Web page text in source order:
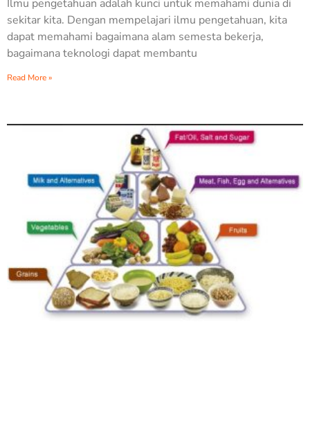
Ilmu pengetahuan adalah kunci untuk memahami dunia di
sekitar kita. Dengan mempelajari ilmu pengetahuan, kita
dapat memahami bagaimana alam semesta bekerja,
bagaimana teknologi dapat membantu
Read More »